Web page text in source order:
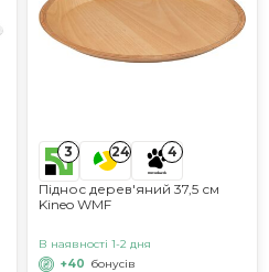
3 24 4
Піднос дерев'яний 37,5 см
Kineo WMF
В наявності 1-2 дня
+40 бонусів